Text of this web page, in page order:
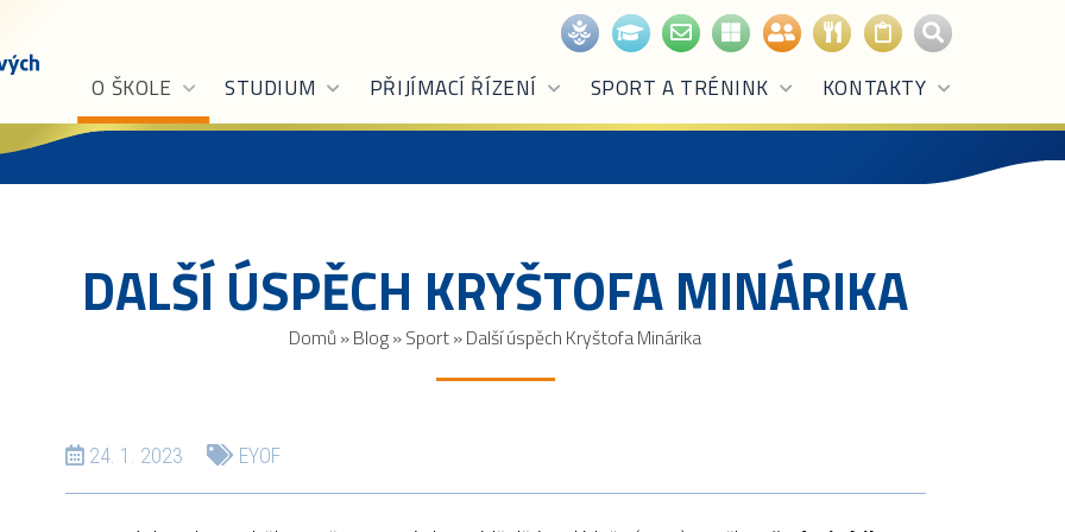
O ŠKOLE STUDIUM PŘIJÍMACÍ ŘÍZENÍ SPORT A TRÉNINK KONTAKTY
DALŠÍ ÚSPĚCH KRYŠTOFA MINÁRIKA
Domů »Blog»Sport»Další úspěch Kryštofa Minárika
24. 1. 2023 EYOF